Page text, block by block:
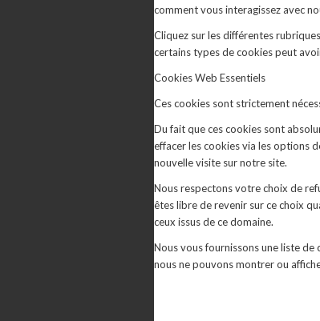
comment vous interagissez avec
Cliquez sur les différentes
certains types de cookies peut
Cookies Web Essentiels
Ces cookies sont strictement
Du fait que ces cookies sont
effacer les cookies via les options
nouvelle visite sur notre site.
Nous respectons votre choix de
êtes libre de revenir sur ce choix
ceux issus de ce domaine.
Nous vous fournissons une liste
nous ne pouvons montrer ou